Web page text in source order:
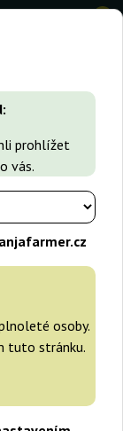
prohlížet
vás.
osoby.
tuto stránku.
0
Rregulérní
Tyhle klasické